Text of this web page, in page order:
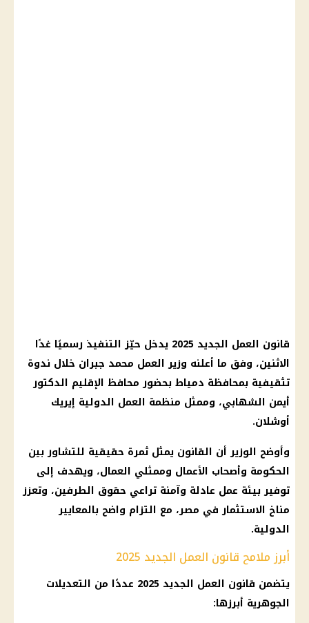
قانون العمل الجديد 2025 يدخل حيّز التنفيذ رسميًا غدًا
الاثنين، وفق ما أعلنه وزير العمل محمد جبران خلال ندوة
تثقيفية بمحافظة دمياط بحضور محافظ الإقليم الدكتور
أيمن الشهابي، وممثل منظمة العمل الدولية إيريك
أوشلان.
وأوضح الوزير أن القانون يمثل ثمرة حقيقية للتشاور بين
الحكومة وأصحاب الأعمال وممثلي العمال، ويهدف إلى
توفير بيئة عمل عادلة وآمنة تراعي حقوق الطرفين، وتعزز
مناخ الاستثمار في مصر، مع التزام واضح بالمعايير
الدولية.
أبرز ملامح قانون العمل الجديد 2025
يتضمن قانون العمل الجديد 2025 عددًا من التعديلات
الجوهرية أبرزها: